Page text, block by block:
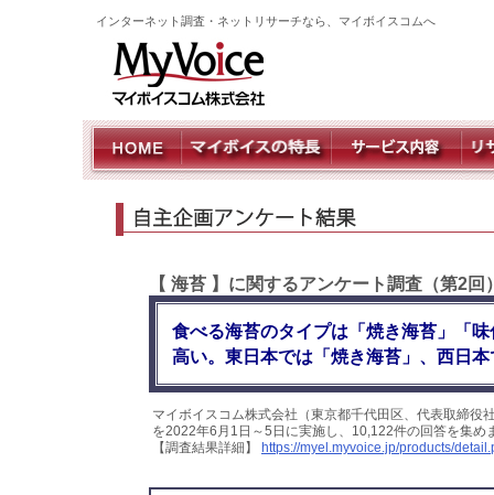
インターネット調査・ネットリサーチなら、マイボイスコムへ
【 海苔 】に関するアンケート調査（第2回
食べる海苔のタイプは「焼き海苔」「
高い。東日本では「焼き海苔」、西日
マイボイスコム株式会社（東京都千代田区、代表取締
を2022年6月1日～5日に実施し、10,122件の回答を集め
【調査結果詳細】
https://myel.myvoice.jp/products/